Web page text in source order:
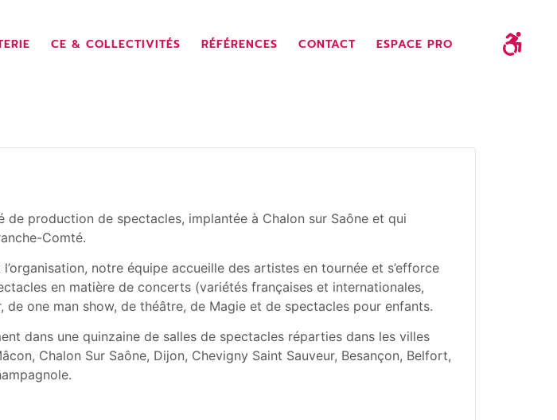
CE & COLLECTIVITÉS RÉFÉRENCES CONTACT ESPACE PRO
de production de spectacles, implantée à Chalon sur Saône et qui
Comté.
notre équipe accueille des artistes en tournée et s’efforce
en matière de concerts (variétés françaises et internationales,
de one man show, de théâtre, de Magie et de spectacles pour enfants.
dans une quinzaine de salles de spectacles réparties dans les villes
Chalon Sur Saône, Dijon, Chevigny Saint Sauveur, Besançon, Belfort,